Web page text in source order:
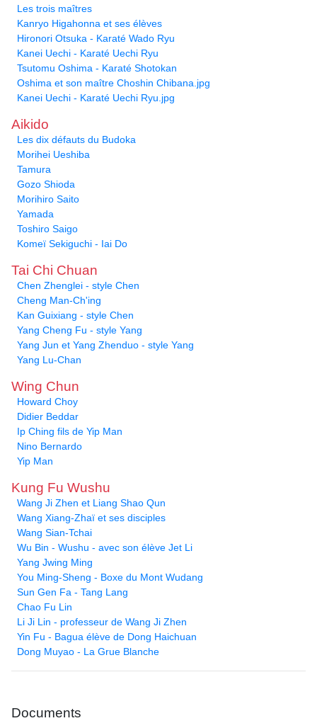
Les trois maîtres
Kanryo Higahonna et ses élèves
Hironori Otsuka - Karaté Wado Ryu
Kanei Uechi - Karaté Uechi Ryu
Tsutomu Oshima - Karaté Shotokan
Oshima et son maître Choshin Chibana.jpg
Kanei Uechi - Karaté Uechi Ryu.jpg
Aikido
Les dix défauts du Budoka
Morihei Ueshiba
Tamura
Gozo Shioda
Morihiro Saito
Yamada
Toshiro Saigo
Komeï Sekiguchi - Iai Do
Tai Chi Chuan
Chen Zhenglei - style Chen
Cheng Man-Ch'ing
Kan Guixiang - style Chen
Yang Cheng Fu - style Yang
Yang Jun et Yang Zhenduo - style Yang
Yang Lu-Chan
Wing Chun
Howard Choy
Didier Beddar
Ip Ching fils de Yip Man
Nino Bernardo
Yip Man
Kung Fu Wushu
Wang Ji Zhen et Liang Shao Qun
Wang Xiang-Zhaï et ses disciples
Wang Sian-Tchai
Wu Bin - Wushu - avec son élève Jet Li
Yang Jwing Ming
You Ming-Sheng - Boxe du Mont Wudang
Sun Gen Fa - Tang Lang
Chao Fu Lin
Li Ji Lin - professeur de Wang Ji Zhen
Yin Fu - Bagua élève de Dong Haichuan
Dong Muyao - La Grue Blanche
Documents